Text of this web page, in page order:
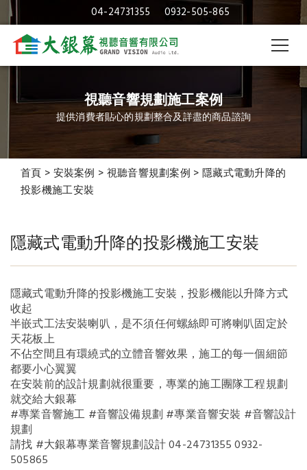
04-24731355 0932-505-865
視聽音響規劃施工案例
提供消費者貼心的規劃整合及詳盡的商品諮詢
首頁 > 安裝案例 > 視聽音響規劃案例 > 隱藏式電動升降的
投影機施工安裝
隱藏式電動升降的投影機
施工安裝
隱藏式電動升降的投影機施工安裝
隱藏式電動升降的投影機施工安裝，投影機能以升降方式
收起
半嵌式工法安裝喇叭，是不須任何螺絲即可將喇叭固定於
天花板上
不佔空間且有環繞式的立體音響效果，施工的每一個細節
都要小心翼翼
在安裝前的設計規劃就很重要，專業的施工團隊工程規劃
就交給大銀幕
#專業音響施工 #音響設備規劃 #專業音響安裝 #音響設計
規劃
請找 #大銀幕專業音響規劃設計 04-24731355 0932-
505865